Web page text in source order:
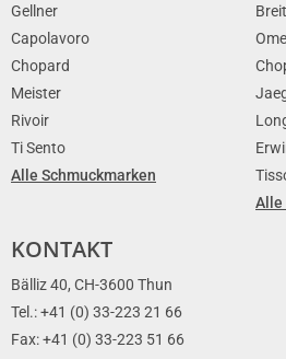
Gellner
Capolavoro
Chopard
Meister
Rivoir
Ti Sento
Alle Schmuckmarken
Alle
KONTAKT
Bälliz 40, CH-3600 Thun
Tel.: +41 (0) 33-223 21 66
Fax: +41 (0) 33-223 51 66